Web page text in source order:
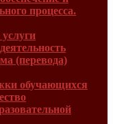
процесса.
(перевода)
обучающихся